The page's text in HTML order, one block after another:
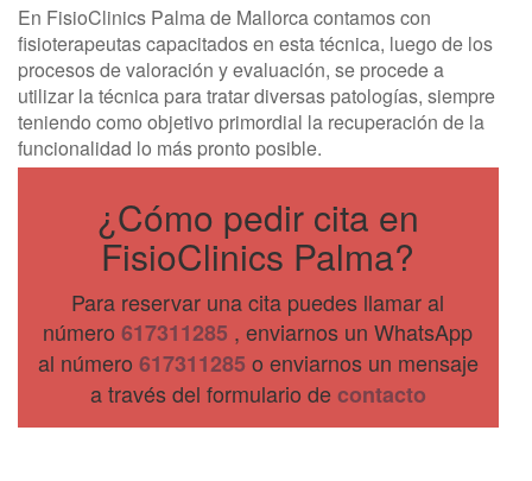
En FisioClinics Palma de Mallorca contamos con
fisioterapeutas capacitados en esta técnica, luego de los
procesos de valoración y evaluación, se procede a
utilizar la técnica para tratar diversas patologías, siempre
teniendo como objetivo primordial la recuperación de la
funcionalidad lo más pronto posible.
¿Cómo pedir cita en
FisioClinics Palma?
Para reservar una cita puedes llamar al
número617311285 , enviarnos un WhatsApp
al número 617311285o enviarnos un mensaje
a través del formulario decontacto